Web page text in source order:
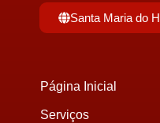
Santa Maria do
Página Inicial
Serviços